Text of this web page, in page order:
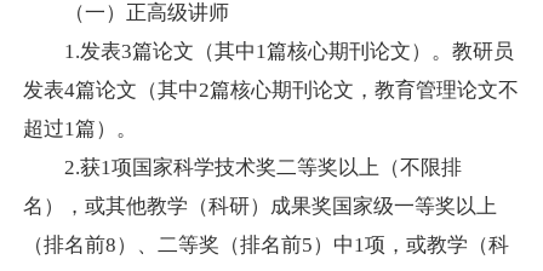
（一）正高级讲师
1.发表3篇论文（其中1篇核心期刊论文）。教研员
发表4篇论文（其中2篇核心期刊论文，教育管理论文不
超过1篇）。
2.获1项国家科学技术奖二等奖以上（不限排
名），或其他教学（科研）成果奖国家级一等奖以上
（排名前8）、二等奖（排名前5）中1项，或教学（科